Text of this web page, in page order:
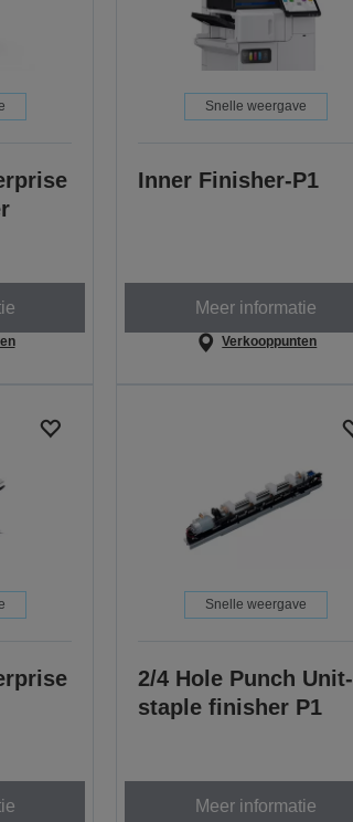
Snelle weergave
Inner Finisher-P1
Meer informatie
Verkooppunten
Snelle weergave
2/4 Hole Punch Unit-
staple finisher P1
Meer informatie